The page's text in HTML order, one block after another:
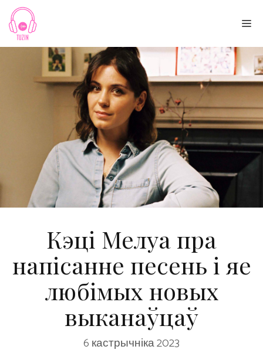
Skip
content
Кэці Мелуа пра
напісанне песень і яе
любімых новых
выканаўцаў
6 кастрычніка 2023